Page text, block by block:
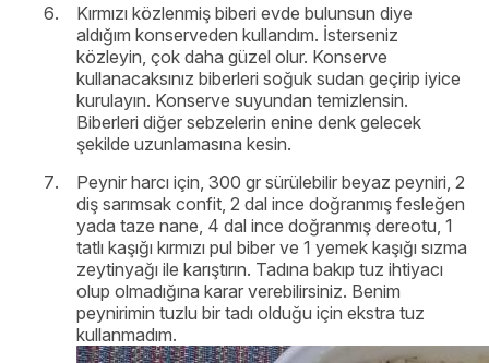
Kırmızı közlenmiş biberi evde bulunsun diye
aldığım konserveden kullandım. İsterseniz
közleyin, çok daha güzel olur. Konserve
kullanacaksınız biberleri soğuk sudan geçirip iyice
kurulayın. Konserve suyundan temizlensin.
Biberleri diğer sebzelerin enine denk gelecek
şekilde uzunlamasına kesin.
Peynir harcı için, 300 gr sürülebilir beyaz peyniri, 2
diş sarımsak confit, 2 dal ince doğranmış fesleğen
yada taze nane, 4 dal ince doğranmış dereotu, 1
tatlı kaşığı kırmızı pul biber ve 1 yemek kaşığı sızma
zeytinyağı ile karıştırın. Tadına bakıp tuz ihtiyacı
olup olmadığına karar verebilirsiniz. Benim
peynirimin tuzlu bir tadı olduğu için ekstra tuz
kullanmadım.